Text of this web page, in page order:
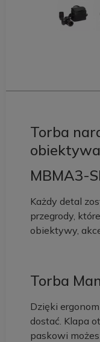
Torba
MBMA3-
Każdy detal
przegrody,
obiektywy,
Torba
Dzięki
dostać. Klapa
paskowi